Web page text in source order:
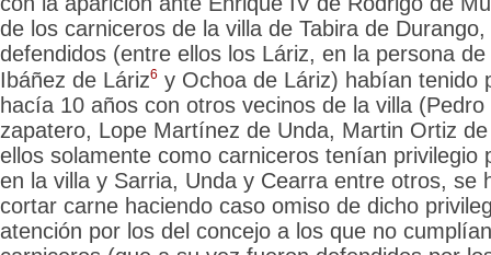
de los carniceros de la villa de Tabira de
defendidos (entre ellos los Láriz, en la persona
Ibáñez de Láriz6 y Ochoa de Láriz) habían tenido
hacía 10 años con otros vecinos de la villa
zapatero, Lope Martínez de Unda, Martin Ortiz
ellos solamente como carniceros tenían privilegio
en la villa y Sarria, Unda y Cearra entre otros, se
cortar carne haciendo caso omiso de dicho
atención por los del concejo a los que no